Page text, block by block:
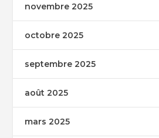
novembre 2025
octobre 2025
septembre 2025
août 2025
mars 2025